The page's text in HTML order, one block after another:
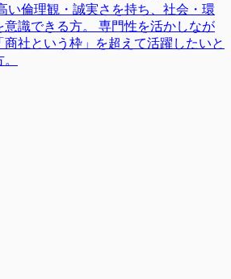
い倫理観・誠実さを持ち、社会・環
識できる方。 専門性を活かしなが
社という枠」を超えて活躍したいと